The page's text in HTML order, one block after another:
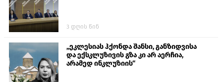
3 დღის წინ
„ეკლესიას ჰქონდა შანსი, განზიდვისა
და ექსკლუზივის გზა კი არ აერჩია,
არამედ ინკლუზიის“